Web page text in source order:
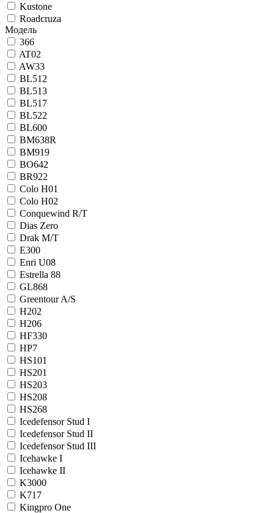
Kustone
Roadcruza
Модель
366
AT02
AW33
BL512
BL513
BL517
BL522
BL600
BM638R
BM919
BO642
BR922
Colo H01
Colo H02
Conquewind R/T
Dias Zero
Drak M/T
E300
Enri U08
Estrella 88
GL868
Greentour A/S
H202
H206
HF330
HP7
HS101
HS201
HS203
HS208
HS268
Icedefensor Stud I
Icedefensor Stud II
Icedefensor Stud III
Icehawke I
Icehawke II
K3000
K717
Kingpro One